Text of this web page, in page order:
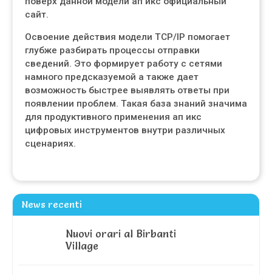
сайт.
Освоение действия модели TCP/IP помогает
глубже разбирать процессы отправки
сведений. Это формирует работу с сетями
намного предсказуемой а также дает
возможность быстрее выявлять ответы при
появлении проблем. Такая база знаний значима
для продуктивного применения ап икс
цифровых инструментов внутри различных
сценариях.
News recenti
Nuovi orari al Birbanti
Village